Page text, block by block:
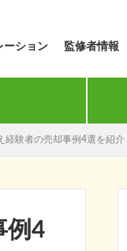
ーション 監修者情報
経験者の売却事例4選を紹介
例4